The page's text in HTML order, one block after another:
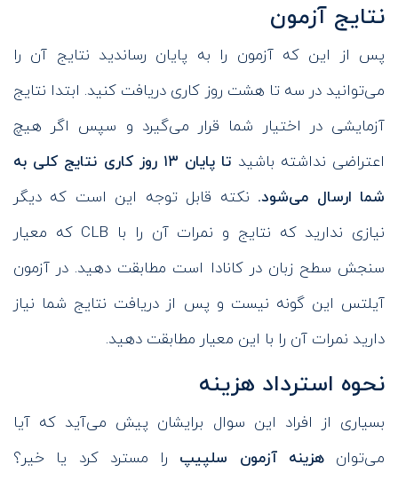
نتایج آزمون
پس از این که آزمون را به پایان رساندید نتایج آن را
می‌توانید در سه تا هشت روز کاری دریافت کنید. ابتدا نتایج
آزمایشی در اختیار شما قرار می‌گیرد و سپس اگر هیچ
اعتراضی نداشته باشید
تا پایان ۱۳ روز کاری نتایج کلی به
شما ارسال می‌شود. نکته قابل توجه این است که دیگر
نیازی ندارید که نتایج و نمرات آن را با CLB که معیار
سنجش سطح زبان در کانادا است مطابقت دهید. در آزمون
آیلتس این گونه نیست و پس از دریافت نتایج شما نیاز
دارید نمرات آن را با این معیار مطابقت دهید.
نحوه استرداد هزینه
بسیاری از افراد این سوال برایشان پیش می‌آید که آیا
می‌توانهزینه آزمون سلپیپ را مسترد کرد یا خیر؟